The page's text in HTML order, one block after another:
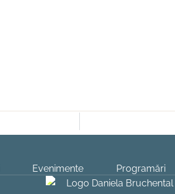
Evenimente Programări